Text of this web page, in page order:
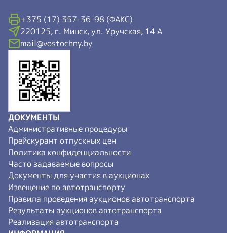
+375 (17) 357-36-98 (ФАКС)
220125, г. Минск, ул. Уручская, 14 А
mail@vostochny.by
ДОКУМЕНТЫ
Административные процедуры
Прейскурант отпускных цен
Политика конфиденциальности
Часто задаваемые вопросы
Документы для участия в аукционах
Извещение по автотранспорту
Правила проведения аукционов автотранспорта
Результаты аукционов автотранспорта
Реализация автотранспорта